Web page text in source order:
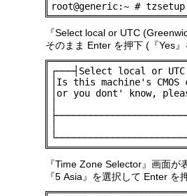
root@generic:~ # tzsetup
『Select local or UTC
そのまま Enter を押下 (『Yes』
┌───┤Select local or
│Is this machine's
│or you dont' know,
│
『Time Zone Selector』画面が
『5 Asia』を選択して Enter を